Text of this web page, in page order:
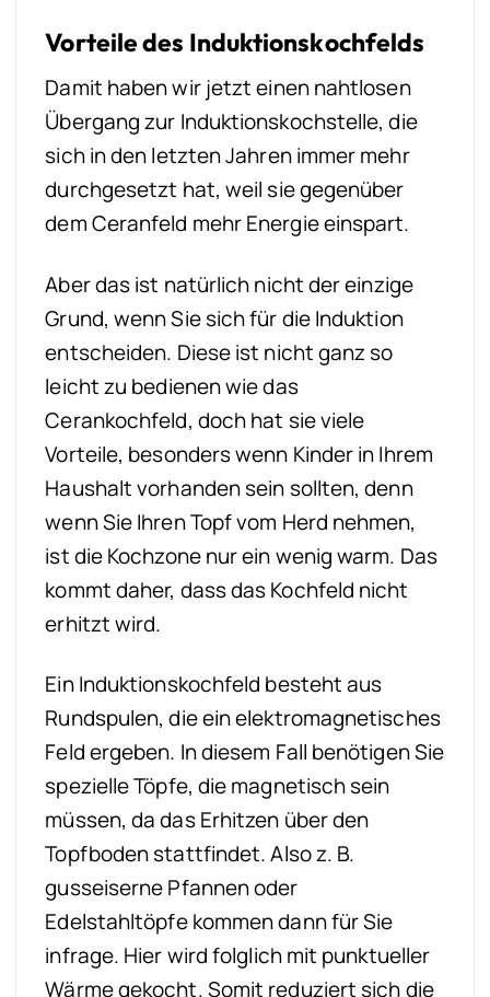
Vorteile des Induktionskochfelds
Damit haben wir jetzt einen nahtlosen
Übergang zur Induktionskochstelle, die
sich in den letzten Jahren immer mehr
durchgesetzt hat, weil sie gegenüber
dem Ceranfeld mehr Energie einspart.
Aber das ist natürlich nicht der einzige
Grund, wenn Sie sich für die Induktion
entscheiden. Diese ist nicht ganz so
leicht zu bedienen wie das
Cerankochfeld, doch hat sie viele
Vorteile, besonders wenn Kinder in Ihrem
Haushalt vorhanden sein sollten, denn
wenn Sie Ihren Topf vom Herd nehmen,
ist die Kochzone nur ein wenig warm. Das
kommt daher, dass das Kochfeld nicht
erhitzt wird.
Ein Induktionskochfeld besteht aus
Rundspulen, die ein elektromagnetisches
Feld ergeben. In diesem Fall benötigen Sie
spezielle Töpfe, die magnetisch sein
müssen, da das Erhitzen über den
Topfboden stattfindet. Also z. B.
gusseiserne Pfannen oder
Edelstahltöpfe kommen dann für Sie
infrage. Hier wird folglich mit punktueller
Wärme gekocht. Somit reduziert sich die